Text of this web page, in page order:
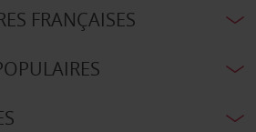
FRANÇAISES